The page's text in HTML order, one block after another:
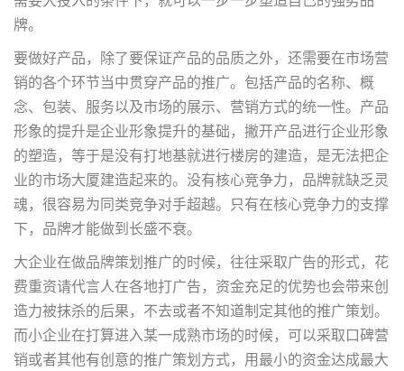
牌。
要做好产品，除了要保证产品的品质之外，还需要在市场营
销的各个环节当中贯穿产品的推广。包括产品的名称、概
念、包装、服务以及市场的展示、营销方式的统一性。产品
形象的提升是企业形象提升的基础，撇开产品进行企业形象
的塑造，等于是没有打地基就进行楼房的建造，是无法把企
业的市场大厦建造起来的。没有核心竞争力，品牌就缺乏灵
魂，很容易为同类竞争对手超越。只有在核心竞争力的支撑
下，品牌才能做到长盛不衰。
大企业在做品牌策划推广的时候，往往采取广告的形式，花
费重资请代言人在各地打广告，资金充足的优势也会带来创
造力被抹杀的后果，不去或者不知道制定其他的推广策划。
而小企业在打算进入某一成熟市场的时候，可以采取口碑营
销或者其他有创意的推广策划方式，用最小的资金达成最大